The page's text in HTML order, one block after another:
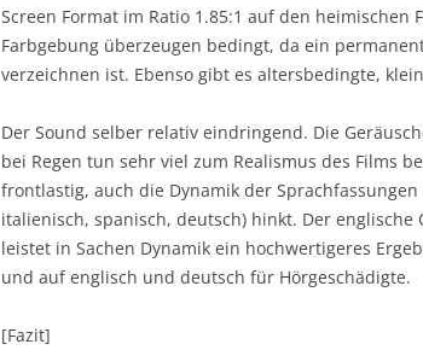
Screen Format im Ratio 1.85:1 auf den
Farbgebung überzeugen bedingt, da ein
verzeichnen ist. Ebenso gibt es altersbedingte,
Der Sound selber relativ eindringend. Die
bei Regen tun sehr viel zum Realismus des Films
frontlastig, auch die Dynamik der
italienisch, spanisch, deutsch) hinkt. Der
leistet in Sachen Dynamik ein hochwertigeres
und auf englisch und deutsch für Hörgeschädigte.
[Fazit]